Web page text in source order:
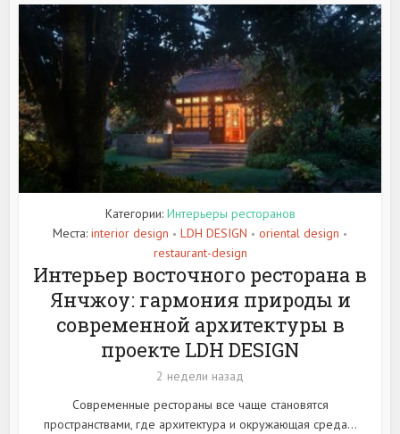
Категории: Интерьеры ресторанов
Места: interior design • LDH DESIGN • oriental design •
restaurant-design
Интерьер восточного ресторана в
Янчжоу: гармония природы и
современной архитектуры в
проекте LDH DESIGN
2 недели назад
Современные рестораны все чаще становятся
пространствами, где архитектура и окружающая среда...